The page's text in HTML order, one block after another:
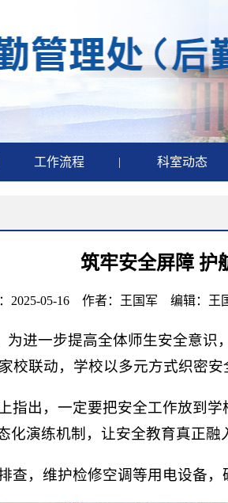
工作流程 | 科室动态
筑牢安全屏障 护
2025-05-16 作者：王国军 编辑：
为进一步提高全体师生安全意
联动，学校以多元方式织密安
指出，一定要把安全工作放到
演练机制，让安全教育真正融
，维护检修空调等用电设备，